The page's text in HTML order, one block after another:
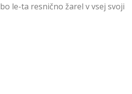
le-ta resnično žarel v vsej svoji